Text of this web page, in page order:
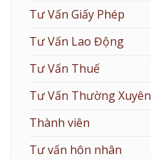
Tư Vấn Giấy Phép
Tư Vấn Lao Động
Tư Vấn Thuế
Tư Vấn Thường Xuyên
Thành viên
Tư vấn hôn nhân